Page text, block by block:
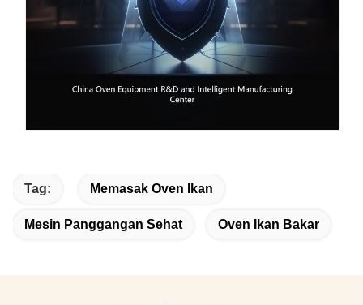
Tag: Memasak Oven Ikan
Mesin Panggangan Sehat Oven Ikan Bakar